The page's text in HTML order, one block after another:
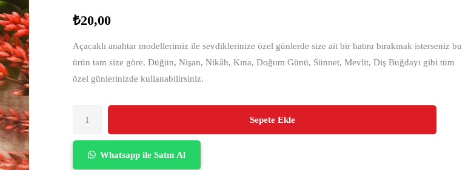
₺20,00
Açacaklı anahtar modellerimiz ile sevdiklerinize özel günlerde size ait bir hatıra bırakmak isterseniz bu
ürün tam size göre. Düğün, Nişan, Nikâh, Kına, Doğum Günü, Sünnet, Mevlit, Diş Buğdayı gibi tüm
özel günlerinizde kullanabilirsiniz.
Sepete Ekle
Whatsapp ile Satın Al